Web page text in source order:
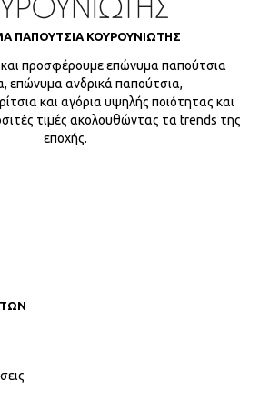
ΠΑΠΟΥΤΣΙΑ ΚΟΥΡΟΥΝΙΩΤΗΣ
προσφέρουμε επώνυμα παπούτσια
επώνυμα ανδρικά παπούτσια,
και αγόρια υψηλής ποιότητας και
τιμές ακολουθώντας τα trends της
εποχής.